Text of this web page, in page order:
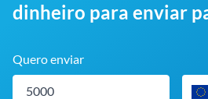
dinheiro para enviar
Quero enviar